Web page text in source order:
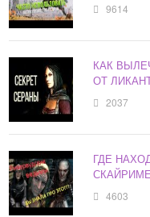
9614
КАК
ОТ
2037
ГДЕ
4603